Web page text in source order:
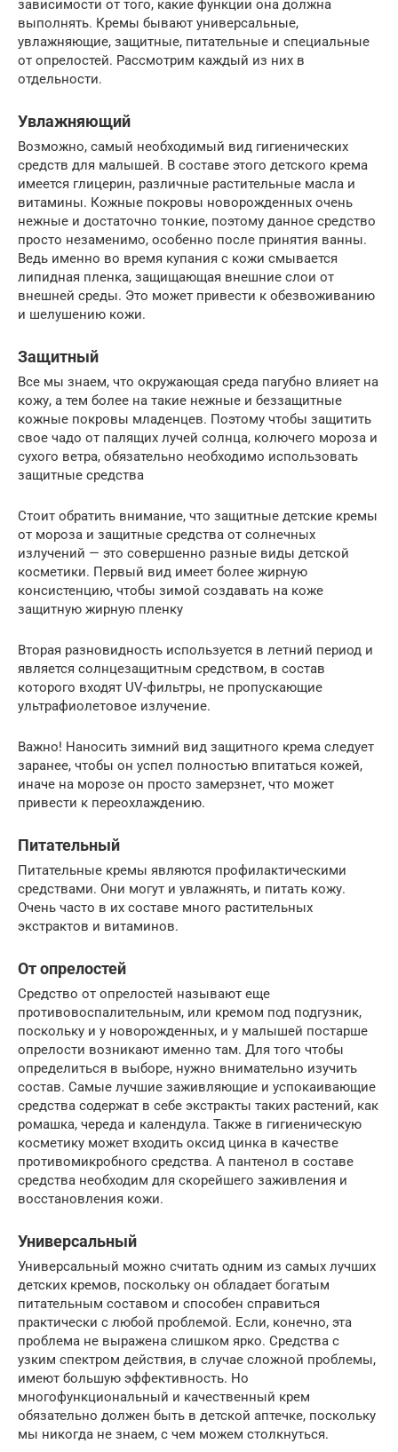
зависимости от того, какие функции она должна
выполнять. Кремы бывают универсальные,
увлажняющие, защитные, питательные и специальные
от опрелостей. Рассмотрим каждый из них в
отдельности.
Увлажняющий
Возможно, самый необходимый вид гигиенических
средств для малышей. В составе этого детского крема
имеется глицерин, различные растительные масла и
витамины. Кожные покровы новорожденных очень
нежные и достаточно тонкие, поэтому данное средство
просто незаменимо, особенно после принятия ванны.
Ведь именно во время купания с кожи смывается
липидная пленка, защищающая внешние слои от
внешней среды. Это может привести к обезвоживанию
и шелушению кожи.
Защитный
Все мы знаем, что окружающая среда пагубно влияет на
кожу, а тем более на такие нежные и беззащитные
кожные покровы младенцев. Поэтому чтобы защитить
свое чадо от палящих лучей солнца, колючего мороза и
сухого ветра, обязательно необходимо использовать
защитные средства
Стоит обратить внимание, что защитные детские кремы
от мороза и защитные средства от солнечных
излучений — это совершенно разные виды детской
косметики. Первый вид имеет более жирную
консистенцию, чтобы зимой создавать на коже
защитную жирную пленку
Вторая разновидность используется в летний период и
является солнцезащитным средством, в состав
которого входят UV-фильтры, не пропускающие
ультрафиолетовое излучение.
Важно! Наносить зимний вид защитного крема следует
заранее, чтобы он успел полностью впитаться кожей,
иначе на морозе он просто замерзнет, что может
привести к переохлаждению.
Питательный
Питательные кремы являются профилактическими
средствами. Они могут и увлажнять, и питать кожу.
Очень часто в их составе много растительных
экстрактов и витаминов.
От опрелостей
Средство от опрелостей называют еще
противовоспалительным, или кремом под подгузник,
поскольку и у новорожденных, и у малышей постарше
опрелости возникают именно там. Для того чтобы
определиться в выборе, нужно внимательно изучить
состав. Самые лучшие заживляющие и успокаивающие
средства содержат в себе экстракты таких растений, как
ромашка, череда и календула. Также в гигиеническую
косметику может входить оксид цинка в качестве
противомикробного средства. А пантенол в составе
средства необходим для скорейшего заживления и
восстановления кожи.
Универсальный
Универсальный можно считать одним из самых лучших
детских кремов, поскольку он обладает богатым
питательным составом и способен справиться
практически с любой проблемой. Если, конечно, эта
проблема не выражена слишком ярко. Средства с
узким спектром действия, в случае сложной проблемы,
имеют большую эффективность. Но
многофункциональный и качественный крем
обязательно должен быть в детской аптечке, поскольку
мы никогда не знаем, с чем можем столкнуться.